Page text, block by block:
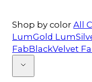
Shop by color All
LumGold
FabBlackVelvet